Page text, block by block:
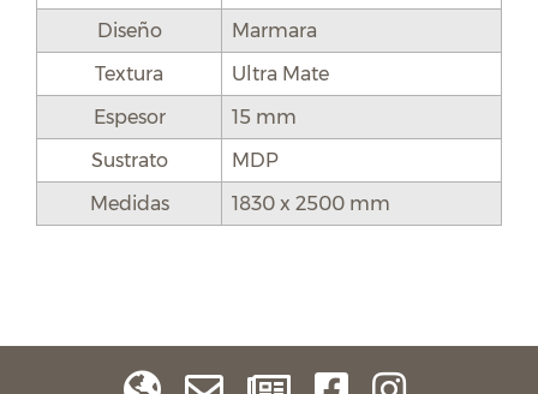
Diseño
Marmara
Textura
Ultra Mate
Espesor
15 mm
Sustrato
MDP
Medidas
1830 x 2500 mm